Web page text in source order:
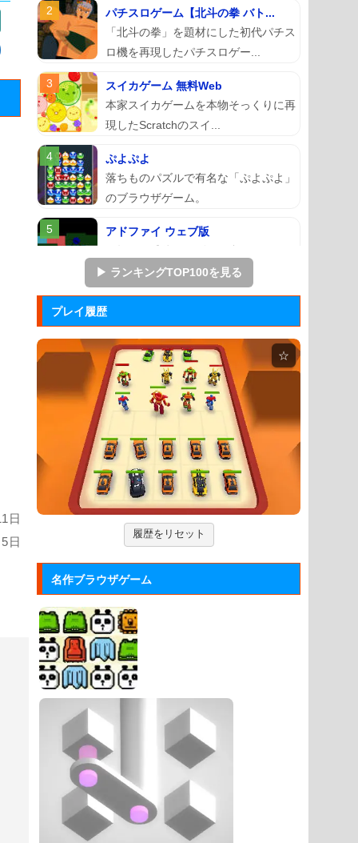
日
日
パチスロゲーム【北斗の拳 バト...
「北斗の拳」を題材にした初代パチス
ロ機を再現したパチスロゲー...
スイカゲーム 無料Web
本家スイカゲームを本物そっくりに再
現したScratchのスイ...
ぷよぷよ
落ちものパズルで有名な「ぷよぷよ」
のブラウザゲーム。
アドファイ ウェブ版
ックして進ませる音楽ゲーム...
マージェストキングダム
王国を再建すべく領土を拡大していく
建国シミュレーションゲーム...
ジュエルカラーリング
宝石を入れ替えて床と同じ色に揃える
カラーパズルゲーム。
Arkanoid
タイトーが開発したアーケードゲーム
「アルカノイド」の無料ゲー...
ズーキーパー2
動物たちを3匹以上にして捕まえてい
くパズルゲーム。
Mole Kingdom De...
モグラ王国のヒーローたちがチームで
敵の侵攻を食い止める防衛ゲ...
▶ ランキングTOP100を見る
プレイ履歴
☆
履歴をリセット
名作ブラウザゲーム